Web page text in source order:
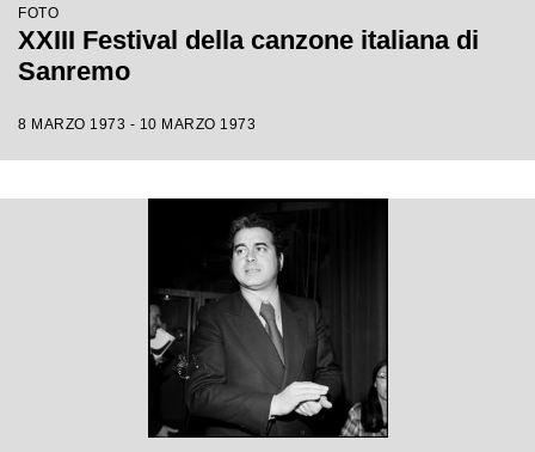
FOTO
XXIII Festival della canzone italiana di
Sanremo
8 MARZO 1973 - 10 MARZO 1973